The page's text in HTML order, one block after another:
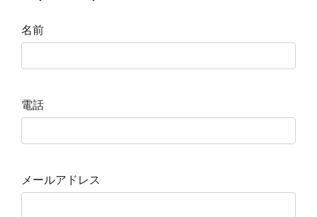
名前
電話
メールアドレス